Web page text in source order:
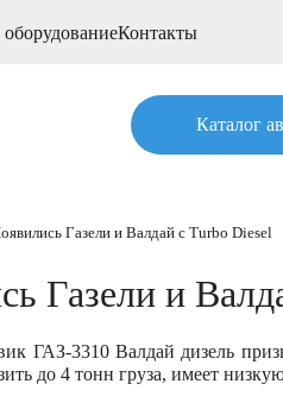
Контакты
Каталог
Газели и Валдай с Turbo Diesel
Газели и
ГАЗ-3310 Валдай дизель
до 4 тонн груза, имеет